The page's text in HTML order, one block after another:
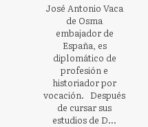
José Antonio Vaca
de Osma
embajador de
España, es
diplomático de
profesión e
historiador por
vocación. Después
de cursar sus
estudios de D...